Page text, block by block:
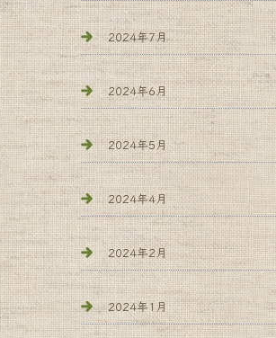
2024年7月
2024年6月
2024年5月
2024年4月
2024年2月
2024年1月